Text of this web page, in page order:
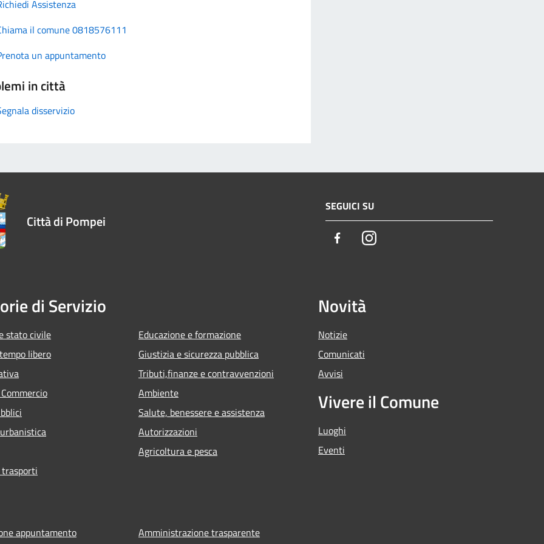
Assistenza
il comune 0818576111
un appuntamento
in città
disservizio
Città di Pompei
SEGUICI SU
FacebookInstagram
di Servizio
stato civile
libero
Educazione e formazione
Giustizia e sicurezza pubblica
Tributi,finanze e contravvenzioni
Ambiente
Salute, benessere e assistenza
Autorizzazioni
Agricoltura e pesca
Novità
Notizie
Comunicati
Avvisi
Vivere il Comune
Luoghi
Eventi
appuntamento Amministrazione trasparente